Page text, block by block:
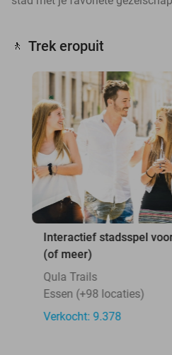
🚶 Trek eropuit
Interactief stadsspel
(of meer)
Qula Trails
Essen (+98 locaties)
Verkocht: 9.378